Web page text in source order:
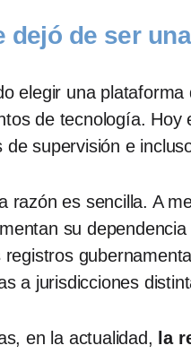
dejó de ser
elegir una
de tecnología. Hoy
de supervisión e
razón es sencilla. A
su
registros
a jurisdicciones
en la actualidad, la